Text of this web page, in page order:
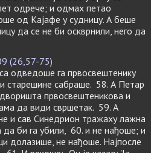
одрече; и одмах петао
од Кајафе у судницу. А беше
да се не би оскврнили, него да
(26,57-75)
одведоше га првосвештенику
старешине сабраше. 58. А Петар
првосвештеникова и
да види свршетак. 59. А
и сав Синедрион тражаху лажна
би га убили, 60. и не нађоше; и
долазише, не нађоше. Најпосле